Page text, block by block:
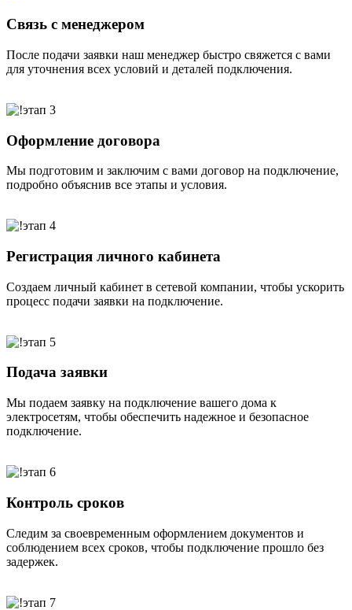
Связь с менеджером
После подачи заявки наш менеджер быстро свяжется с вами
для уточнения всех условий и деталей подключения.
Оформление договора
Мы подготовим и заключим с вами договор на подключение,
подробно объяснив все этапы и условия.
Регистрация личного кабинета
Создаем личный кабинет в сетевой компании, чтобы ускорить
процесс подачи заявки на подключение.
Подача заявки
Мы подаем заявку на подключение вашего дома к
электросетям, чтобы обеспечить надежное и безопасное
подключение.
Контроль сроков
Следим за своевременным оформлением документов и
соблюдением всех сроков, чтобы подключение прошло без
задержек.